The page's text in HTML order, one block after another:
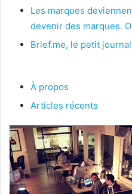
Les marques
devenir des marques.
Brief.me, le petit
À propos
Articles récents